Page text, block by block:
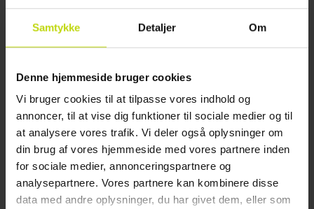
Samtykke Detaljer Om
Denne hjemmeside bruger cookies
Vi bruger cookies til at tilpasse vores indhold og
annoncer, til at vise dig funktioner til sociale medier og til
at analysere vores trafik. Vi deler også oplysninger om
din brug af vores hjemmeside med vores partnere inden
for sociale medier, annonceringspartnere og
analysepartnere. Vores partnere kan kombinere disse
data med andre oplysninger, du har givet dem, eller som
Slap af ved fjorden i Tjøme
Havna Hotel & Sjøbad
Tønsberg
739,-
669,-
Inkl. 2-retters menu & spa